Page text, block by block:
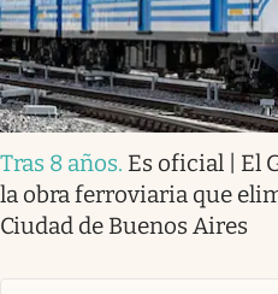
Tras 8 años. Es oficial | El
la obra ferroviaria que
Ciudad de Buenos Aires